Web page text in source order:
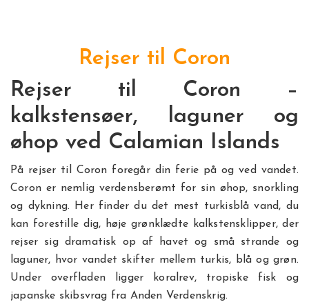
Rejser til Coron
Rejser til Coron –
kalkstensøer, laguner og
øhop ved Calamian Islands
På rejser til Coron foregår din ferie på og ved vandet.
Coron er nemlig verdensberømt for sin øhop, snorkling
og dykning. Her finder du det mest turkisblå vand, du
kan forestille dig, høje grønklædte kalkstensklipper, der
rejser sig dramatisk op af havet og små strande og
laguner, hvor vandet skifter mellem turkis, blå og grøn.
Under overfladen ligger koralrev, tropiske fisk og
japanske skibsvrag fra Anden Verdenskrig.